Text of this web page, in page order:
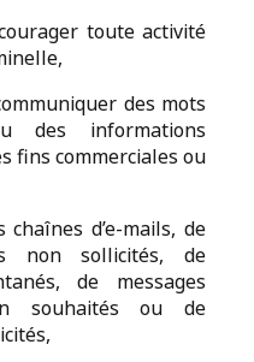
toute activité
des mots
des informations
fins commerciales ou
d’e-mails, de
non sollicités, de
de messages
souhaités ou de